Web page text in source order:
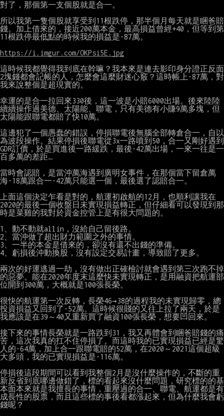
對了，那個第一支個股就是合一。
所以我第一隻個股就享受到11根跌停，那半個月每天就是睏爸賠
錢。加上借來的，接近200萬本金，最高損益曾經+40，但等到第
11根跌停最低點的時候我的損益是-87萬。
https://i.imgur.com/OKPsi5E.jpg
這時候我都覺得我到底在幹嘛？我本來是連去影印身分證正反面
2塊錢都會記帳的人，怎麼會這麼財迷心竅？這時帳上-87萬，對
我來說整個是超現實的。
幸運的是合一拉回來330後，這一波是小賠6000出場。後來陸陸
續續操作過美德、太陽能、聯電，只有美德有小賺9萬多塊，但
太陽能跟聯電都賠了快10萬。
這邊犯了一個愚蠢的錯誤，停損聯電後無腦全部轉倉合一，自以
為波段操作。結果停損後聯電從3x一路噴到50，合一又剛好遇到
GDR訂價，於是買進後一路緩跌，最後-42萬出場，一來一往是一
百多萬的差距…
當時會認賠，是當沖萬海遇到廣明女事件，在那個當下留倉萬
海-18萬跟合一-42萬只能選一個，最後選了認賠合一。
上面這個決定乍看是對的，航運初啟航的12月，也順利讓我在
2020的最後一個收盤日未實現損益轉正，但仔細看可以發現到那
時是菜雞的我對於資金控管上是有很大問題的。
1、動不動就allin，沒給自己留後路。
2、當沖做了超出財力範圍之外的事情。
3、一半的本金是借來的，卻沒有還不出錢的準備。
4、虧損後沖動換股，沒有設定交易計畫，導致賠了更多。
兩次的好運逃過一劫，沒有做出正確檢討就會遇到第三次跑不掉
的惡夢。能在2020年度末這麼快未實現轉正，是用融資把航運部
位開到300萬，大概就是100張長榮。
很快的航運第一次反轉，長榮46→38的過程我的未實現歸零，總
投資損益又回到了-52萬。這時候很賤的又往上拉了兩天，於是
我應該是在39～40又重新買了融資100張長榮，想要凹回來。
接下來的事情長榮就是一路跌到31，我又再體會到睏爸賠錢的痛
苦，這次我真的扛不住停損了。而這時我的已實現損益已經是驚
人的-64萬，加上合一跟聯電賠的52萬，在2020～2021這個超級
大多頭，我的已實現損益是-116萬。
停損後這段期間可以看到我整個2月是沒什麼操作的，不斷的重
新反省到底哪邊做錯了，標的看起來沒什麼問題，研究標的的基
本面本來就是我擅長的事情，重壓過的合一、聯電、航運都是有
成長性的股票，而且這些標的事後看都漲起來，但為什麼我會虧
錢呢？